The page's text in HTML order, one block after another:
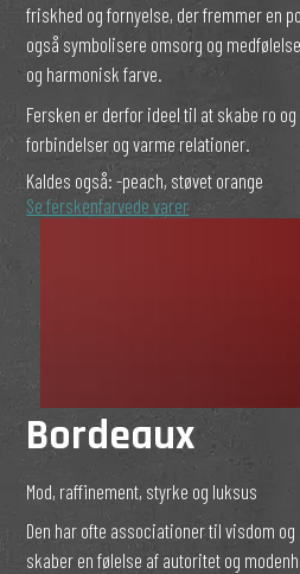
friskhed og fornyelse, der fremmer en
også symbolisere omsorg og
og harmonisk farve.
Fersken er derfor ideel til at skabe ro
forbindelser og varme relationer.
Kaldes også:-peach, støvet orange
Se ferskenfarvede varer
Bordeaux
Mod, raffinement, styrke og luksus
Den har ofte associationer til visdom
skaber en følelse af autoritet og